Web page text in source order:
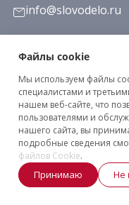
info@slovodelo.ru
Заказать
Подписаться на
Клиентское
Политика
2026 © «Словодело».
Файлы cookie
Мы используем файлы
специалистами и
нашем веб-сайте, что
пользователями и
нашего сайта, вы
подробные сведения
файлов Cookie.
Принимаю Не